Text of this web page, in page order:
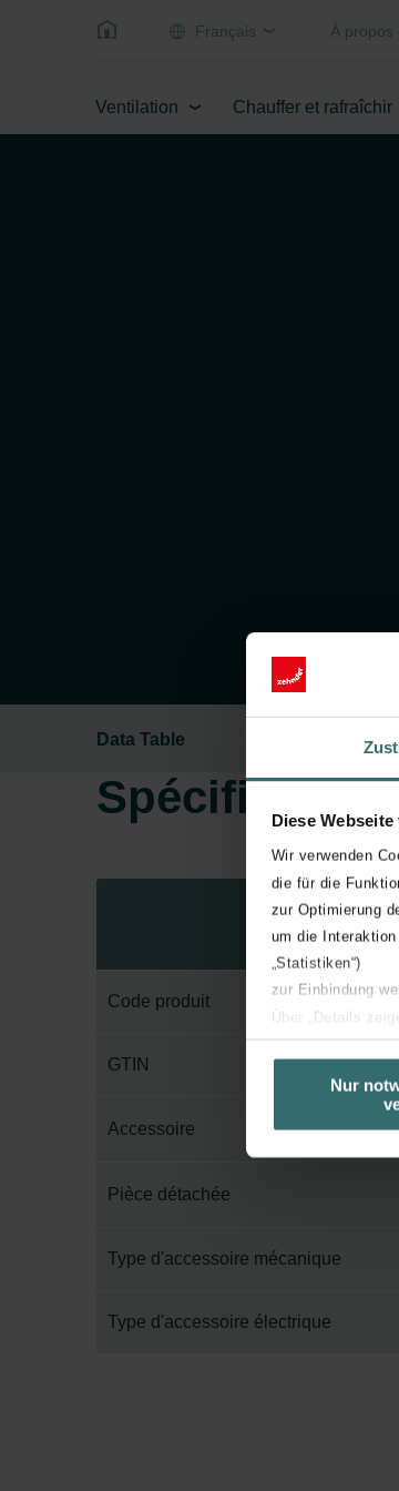
Diese
Wir verwenden
die für die
zur Optimierung
um die
„Statistiken“)
zur Einbindung
Über „Details
unserer Website
basierend auf
Zehnder Group
Zehnder Group
Nur
Français Á propos
Ventilation Chauffer et rafraîchir
Data Table
Code produit
GTIN
Accessoire
Pièce détachée
Type d'accessoire mécanique
Type d'accessoire électrique